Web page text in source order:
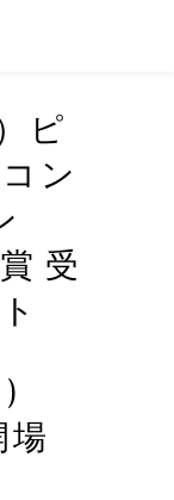
ピ
ン
受
)
場